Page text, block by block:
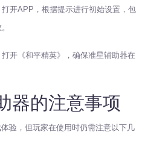
打开APP，根据提示进行初始设置，包
打开《和平精英》，确保准星辅助器在
器的注意事项
验，但玩家在使用时仍需注意以下几